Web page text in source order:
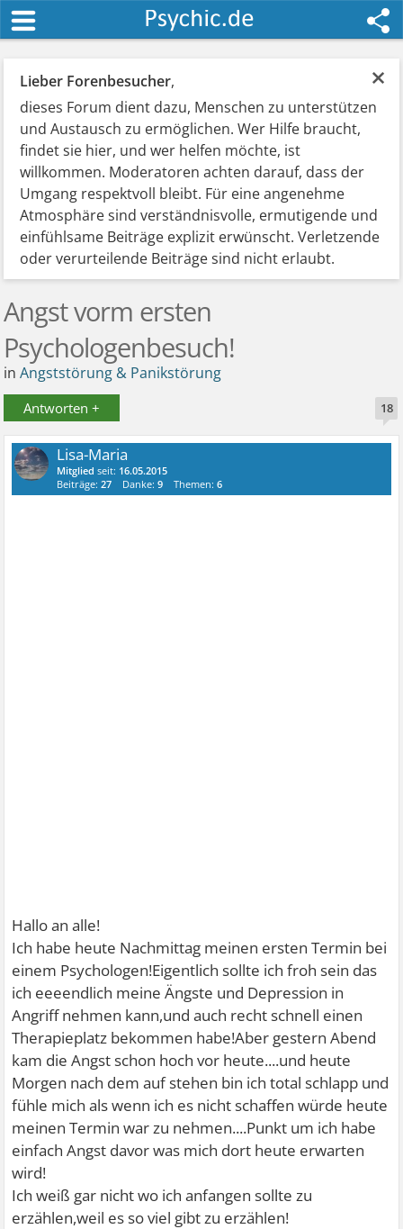
×
Lieber Forenbesucher,
dieses Forum dient dazu, Menschen zu unterstützen
und Austausch zu ermöglichen. Wer Hilfe braucht,
findet sie hier, und wer helfen möchte, ist
willkommen. Moderatoren achten darauf, dass der
Umgang respektvoll bleibt. Für eine angenehme
Atmosphäre sind verständnisvolle, ermutigende und
einfühlsame Beiträge explizit erwünscht. Verletzende
oder verurteilende Beiträge sind nicht erlaubt.
Angst vorm ersten
Psychologenbesuch!
inAngststörung & Panikstörung
Antworten + 18
Lisa-Maria
Mitglied seit: 16.05.2015
Beiträge:27 Danke:9 Themen:6
Hallo an alle!
Ich habe heute Nachmittag meinen ersten Termin bei
einem Psychologen!Eigentlich sollte ich froh sein das
ich eeeendlich meine Ängste und Depression in
Angriff nehmen kann,und auch recht schnell einen
Therapieplatz bekommen habe!Aber gestern Abend
kam die Angst schon hoch vor heute....und heute
Morgen nach dem auf stehen bin ich total schlapp und
fühle mich als wenn ich es nicht schaffen würde heute
meinen Termin war zu nehmen....Punkt um ich habe
einfach Angst davor was mich dort heute erwarten
wird!
Ich weiß gar nicht wo ich anfangen sollte zu
erzählen,weil es so viel gibt zu erzählen!